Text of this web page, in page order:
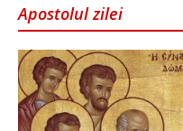
Apostolul zilei